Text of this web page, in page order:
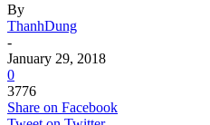
By
ThanhDung
-
January 29, 2018
0
3776
Share on Facebook